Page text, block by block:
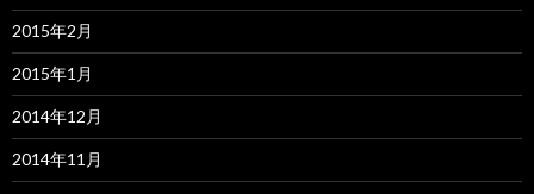
2015年2月
2015年1月
2014年12月
2014年11月